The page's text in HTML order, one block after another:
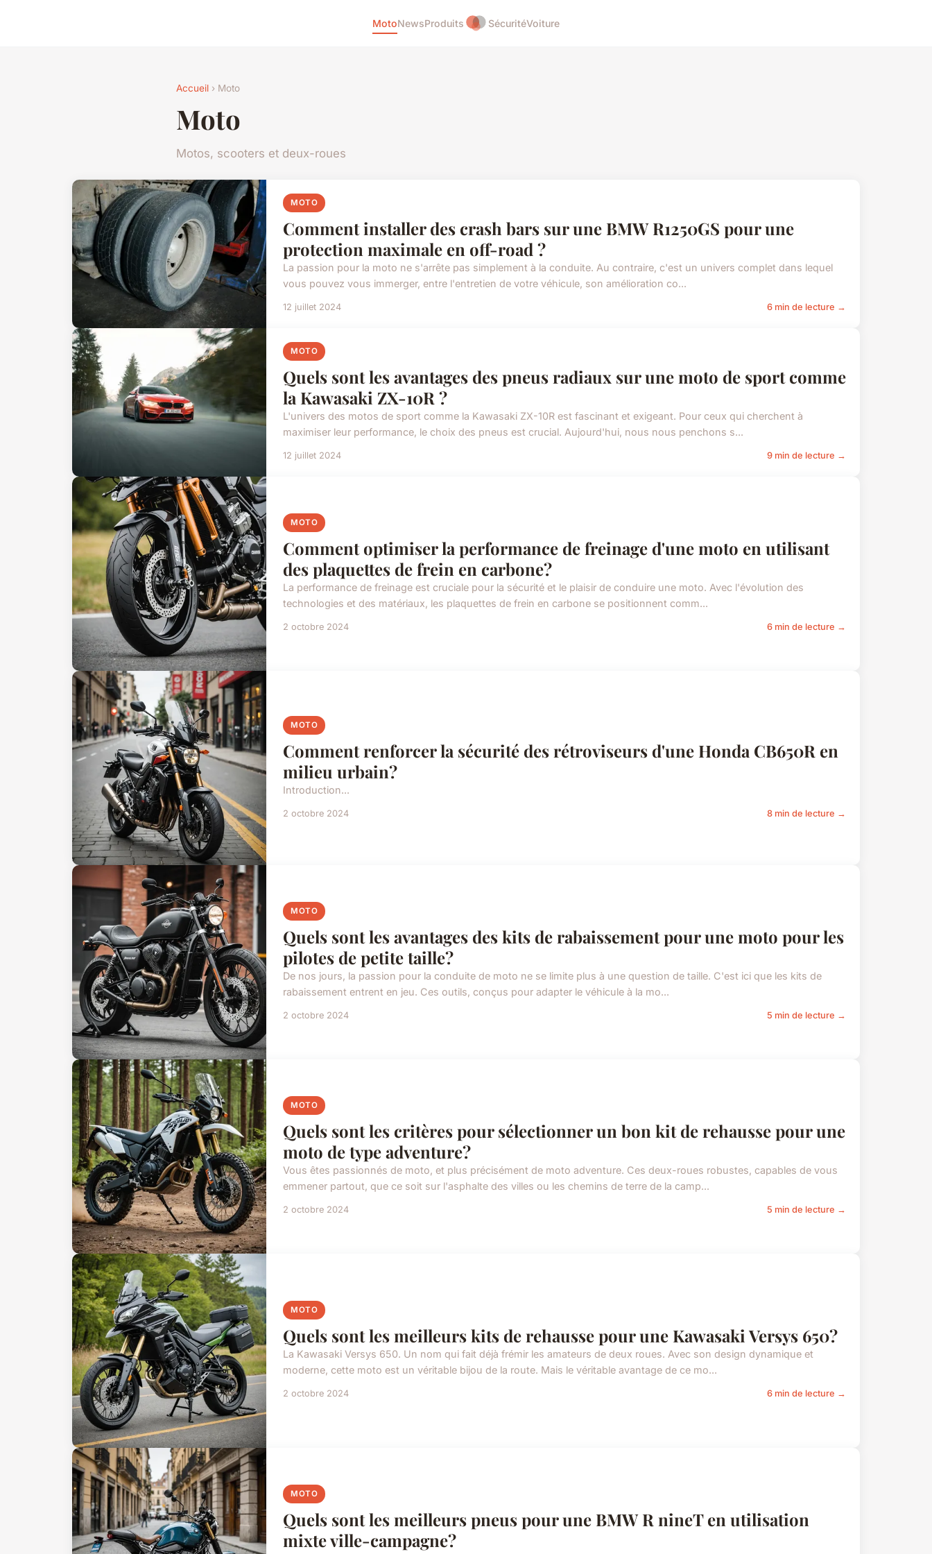
MotoNewsProduits SécuritéVoiture
Accueil › Moto
Moto
Motos, scooters et deux-roues
MOTO
Comment installer des crash bars sur une BMW R1250GS pour une
protection maximale en off-road ?
La passion pour la moto ne s'arrête pas simplement à la conduite. Au contraire, c'est un univers complet dans lequel
vous pouvez vous immerger, entre l'entretien de votre véhicule, son amélioration co...
12 juillet 2024 6 min de lecture →
MOTO
Quels sont les avantages des pneus radiaux sur une moto de sport comme
la Kawasaki ZX-10R ?
L'univers des motos de sport comme la Kawasaki ZX-10R est fascinant et exigeant. Pour ceux qui cherchent à
maximiser leur performance, le choix des pneus est crucial. Aujourd'hui, nous nous penchons s...
12 juillet 2024 9 min de lecture →
MOTO
Comment optimiser la performance de freinage d'une moto en utilisant
des plaquettes de frein en carbone?
La performance de freinage est cruciale pour la sécurité et le plaisir de conduire une moto. Avec l'évolution des
technologies et des matériaux, les plaquettes de frein en carbone se positionnent comm...
2 octobre 2024 6 min de lecture →
MOTO
Comment renforcer la sécurité des rétroviseurs d'une Honda CB650R en
milieu urbain?
Introduction...
2 octobre 2024 8 min de lecture →
MOTO
Quels sont les avantages des kits de rabaissement pour une moto pour les
pilotes de petite taille?
De nos jours, la passion pour la conduite de moto ne se limite plus à une question de taille. C'est ici que les kits de
rabaissement entrent en jeu. Ces outils, conçus pour adapter le véhicule à la mo...
2 octobre 2024 5 min de lecture →
MOTO
Quels sont les critères pour sélectionner un bon kit de rehausse pour une
moto de type adventure?
Vous êtes passionnés de moto, et plus précisément de moto adventure. Ces deux-roues robustes, capables de vous
emmener partout, que ce soit sur l'asphalte des villes ou les chemins de terre de la camp...
2 octobre 2024 5 min de lecture →
MOTO
Quels sont les meilleurs kits de rehausse pour une Kawasaki Versys 650?
La Kawasaki Versys 650. Un nom qui fait déjà frémir les amateurs de deux roues. Avec son design dynamique et
moderne, cette moto est un véritable bijou de la route. Mais le véritable avantage de ce mo...
2 octobre 2024 6 min de lecture →
MOTO
Quels sont les meilleurs pneus pour une BMW R nineT en utilisation
mixte ville-campagne?